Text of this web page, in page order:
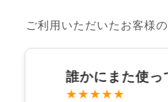
ご利用いただいたお客様
誰かにまた使っ
★★★★★